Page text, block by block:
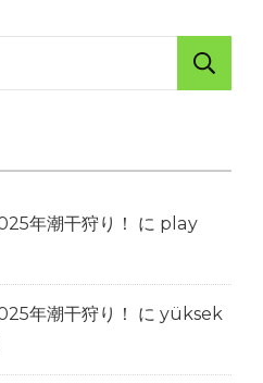
年潮干狩り！ に play
年潮干狩り！ に yüksek